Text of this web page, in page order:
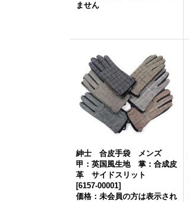
ません
紳士 合皮手袋 メンズ
甲：英国風生地 掌：合成皮
革 サイドスリット
[6157-00001]
価格：未会員の方は表示され